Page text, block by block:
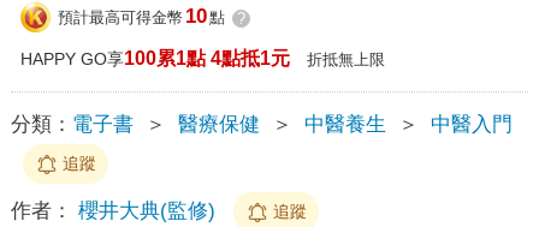
預計最高可得金幣 10點 ?
HAPPY GO享100累1點 4點抵1元 折抵無上限
分類： 電子書 ＞ 醫療保健 ＞ 中醫養生 ＞ 中醫入門
追蹤
作者： 櫻井大典(監修) 追蹤